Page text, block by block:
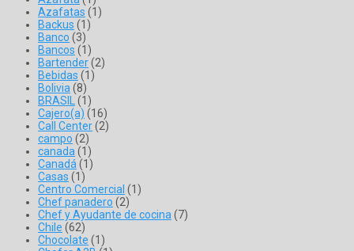
Azafatas (1)
Backus (1)
Banco (3)
Bancos (1)
Bartender(2)
Bebidas (1)
Bolivia(8)
BRASIL(1)
Cajero(a) (16)
Call Center(2)
campo (2)
canada(1)
Canadá(1)
Casas (1)
Centro Comercial (1)
Chef panadero (2)
Chef y Ayudante de cocina(7)
Chile (62)
Chocolate (1)